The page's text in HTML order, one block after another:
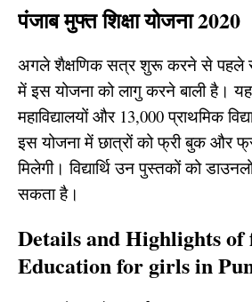
पंजाब मुफ्त शिक्षा योजना 2020
अगले शैक्षणिक सत्र शुरू करने से पहले
में इस योजना को लागु करने बाली है।
महाविद्यालयों और 13,000 प्राथमिक
इस योजना में छात्रों को फ्री बुक और
मिलेगी। विद्यार्थि उन पुस्तकों को
सकता है।
Details and Highlights of
Education for girls in